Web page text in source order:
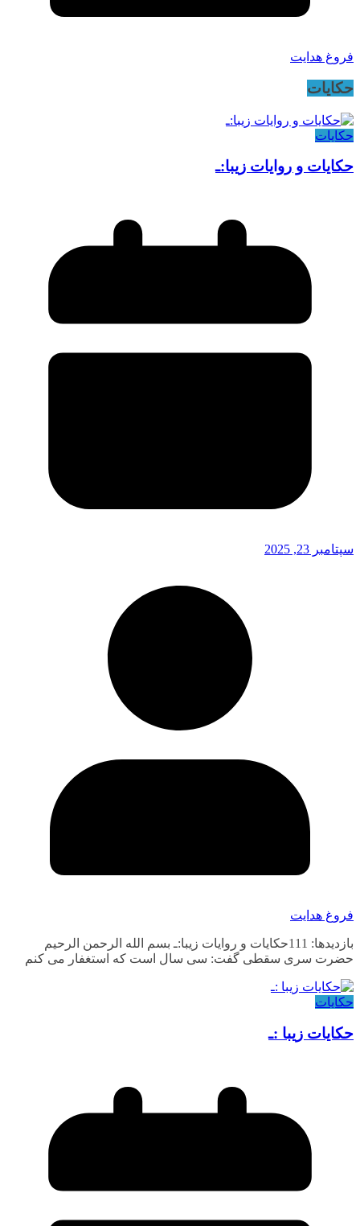
فروغ هدایت
حکایات
حکایات
حکایات و روایات زیبا:ـ
سپتامبر 23, 2025
فروغ هدایت
بازدیدها: 111حکایات و روایات زیبا:ـ بسم الله الرحمن الرحیم
حضرت سری سقطی گفت: سی سال است که استغفار می کنم
حکایات
حکایات زیبا :ـ